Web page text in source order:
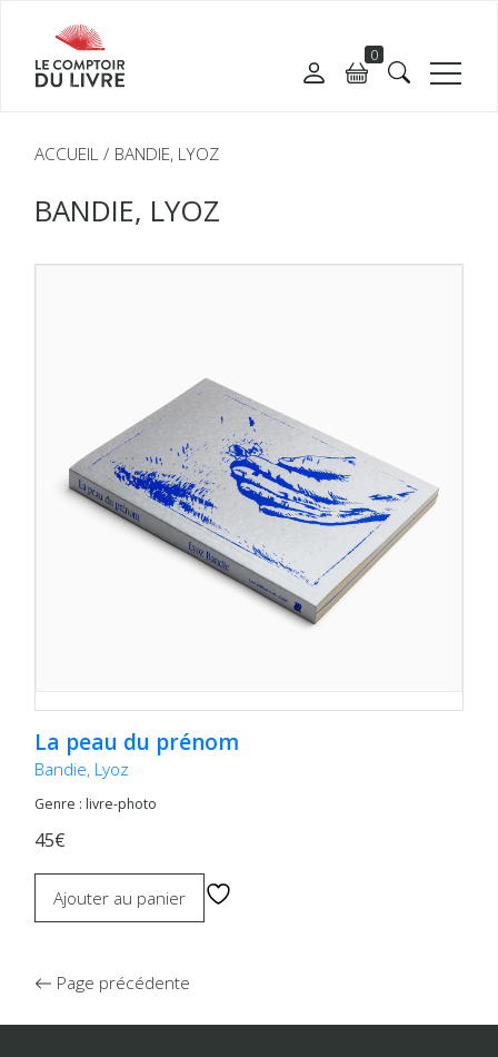
0
ACCUEIL BANDIE, LYOZ
BANDIE, LYOZ
La peau du prénom
Bandie, Lyoz
Genre : livre-photo
45€
Ajouter au panier
Page précédente